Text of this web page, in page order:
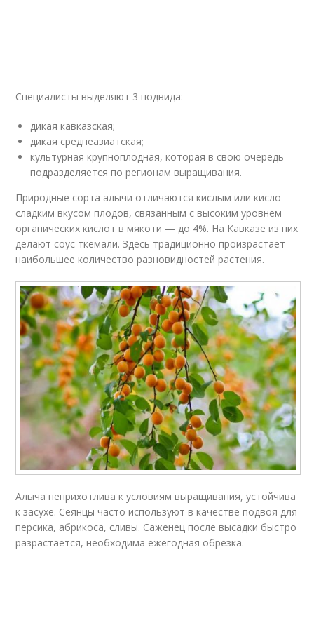
Специалисты выделяют 3 подвида:
дикая кавказская;
дикая среднеазиатская;
культурная крупноплодная, которая в свою очередь
подразделяется по регионам выращивания.
Природные сорта алычи отличаются кислым или кисло-
сладким вкусом плодов, связанным с высоким уровнем
органических кислот в мякоти — до 4%. На Кавказе из них
делают соус ткемали. Здесь традиционно произрастает
наибольшее количество разновидностей растения.
Алыча неприхотлива к условиям выращивания, устойчива
к засухе. Сеянцы часто используют в качестве подвоя для
персика, абрикоса, сливы. Саженец после высадки быстро
разрастается, необходима ежегодная обрезка.